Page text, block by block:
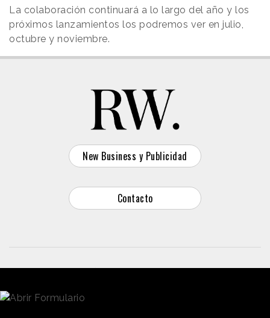
La colaboración continuará a lo largo del año y los
próximos lanzamientos los podremos ver en julio,
octubre y noviembre.
New Business y Publicidad
Contacto
Dirección: Calle Antonio Pirala 29. Madrid, 28017